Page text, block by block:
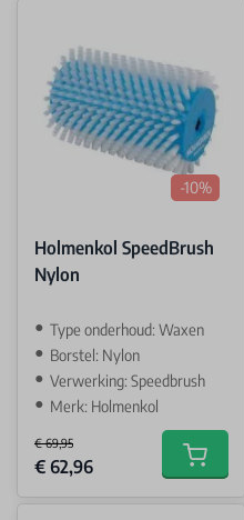
-10%
Holmenkol SpeedBrush
Nylon
Type onderhoud: Waxen
Borstel: Nylon
Verwerking: Speedbrush
Merk: Holmenkol
€ 69,95
Special Price
€ 62,96 Add to